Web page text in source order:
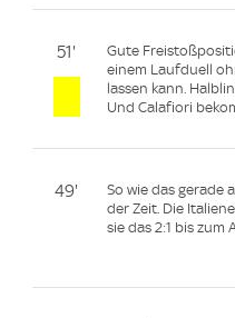
51'
Gute
einem Laufduell
lassen kann.
Und Calafiori
49'
So wie das gerade
der Zeit. Die
sie das 2:1 bis